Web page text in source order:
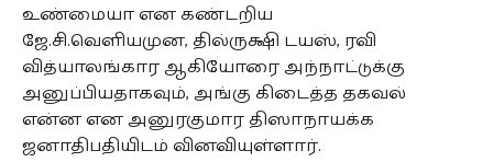
உண்மையா என கண்டறிய
ஜே.சி.வெளியமுன, தில்ருக்ஷி டயஸ், ரவி
வித்யாலங்கார ஆகியோரை அந்நாட்டுக்கு
அனுப்பியதாகவும், அங்கு கிடைத்த தகவல்
என்ன என அனுரகுமார திஸாநாயக்க
ஜனாதிபதியிடம் வினவியுள்ளார்.